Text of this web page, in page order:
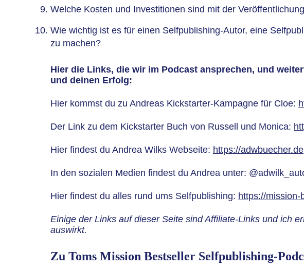
Welche Kosten und Investitionen sind mit der
Wie wichtig ist es für einen Selfpublishing-Autor, eine
zu machen?
Hier die Links, die wir im Podcast ansprechen, und
und deinen Erfolg:
Hier kommst du zu Andreas Kickstarter-Kampagne für Cloe:
Der Link zu dem Kickstarter Buch von Russell und Monica:
Hier findest du Andrea Wilks Webseite: https://adwbuecher.de
In den sozialen Medien findest du Andrea unter:
Hier findest du alles rund ums Selfpublishing: https://mission-
Einige der Links auf dieser Seite sind Affiliate-Links und ich
auswirkt.
Zu Toms Mission Bestseller Selfpublishing-